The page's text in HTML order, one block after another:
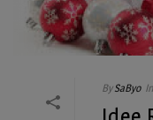
By SaByo In